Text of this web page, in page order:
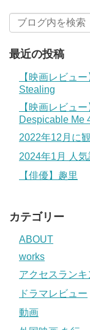
最近の投稿
【映画レビュ
Stealing
【映画レビュ
Despicable Me
2022年12月に
2024年1月 人
【俳優】趣里
カテゴリー
ABOUT
works
アクセスランキ
ドラマレビュー
動画